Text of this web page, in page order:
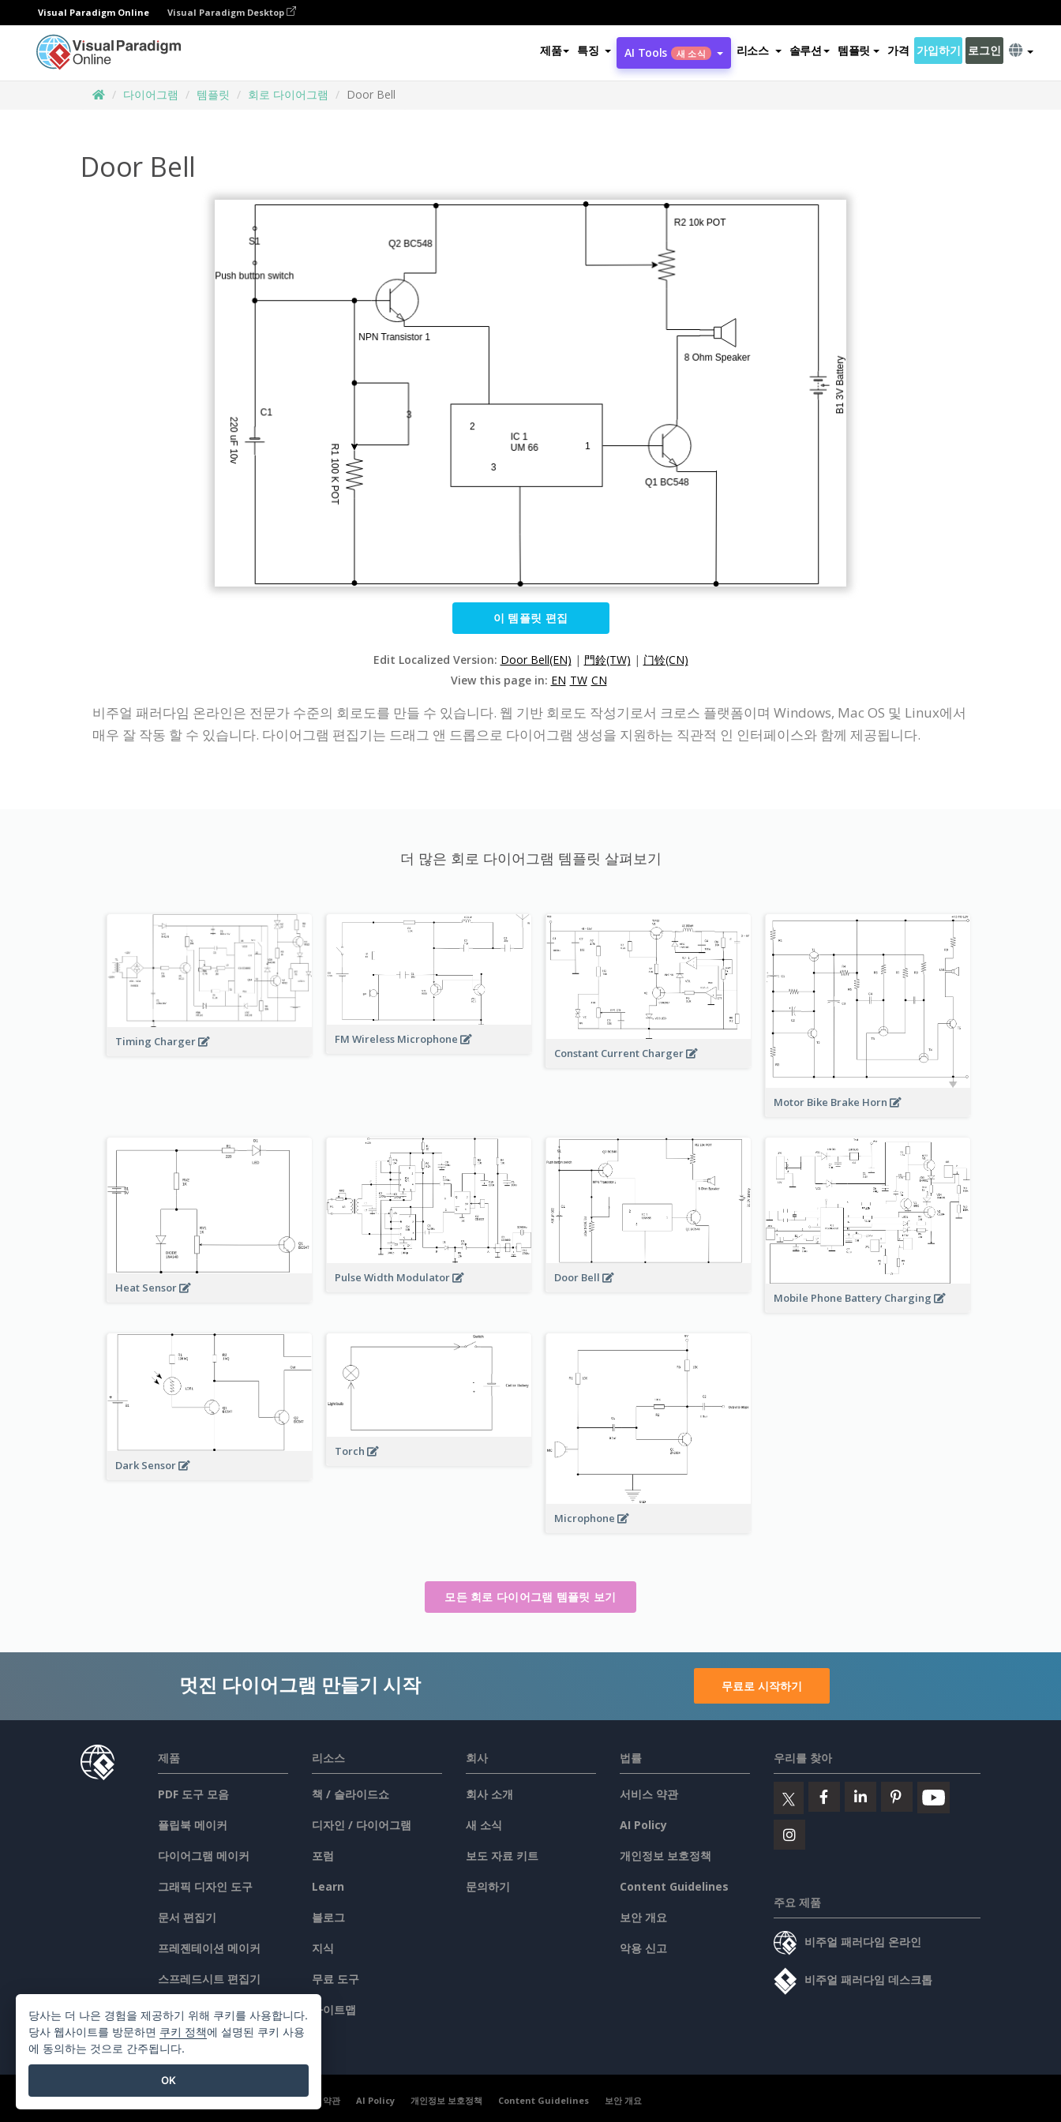
Visual Paradigm Online Visual Paradigm Desktop
제품 특징 AI Tools 새 소식 리소스 솔루션 템플릿 가격 가입하기 로그인
다이어그램 템플릿 회로 다이어그램 Door Bell
Door Bell
이 템플릿 편집
Edit Localized Version: Door Bell(EN) | 門鈴(TW) | 门铃(CN)
View this page in: EN TW CN
비주얼 패러다임 온라인은 전문가 수준의 회로도를 만들 수 있습니다. 웹 기반 회로도 작성기로서 크로스 플랫폼이며 Windows, Mac OS 및 Linux에서
매우 잘 작동 할 수 있습니다. 다이어그램 편집기는 드래그 앤 드롭으로 다이어그램 생성을 지원하는 직관적 인 인터페이스와 함께 제공됩니다.
더 많은 회로 다이어그램 템플릿 살펴보기
Timing Charger
FM Wireless Microphone
Constant Current Charger
Motor Bike Brake Horn
Heat Sensor
Pulse Width Modulator
Door Bell
Mobile Phone Battery Charging
Dark Sensor
Torch
Microphone
모든 회로 다이어그램 템플릿 보기
멋진 다이어그램 만들기 시작 무료로 시작하기
제품
PDF 도구 모음
플립북 메이커
다이어그램 메이커
그래픽 디자인 도구
문서 편집기
프레젠테이션 메이커
스프레드시트 편집기
가격 책정
리소스
책 / 슬라이드쇼
디자인 / 다이어그램
포럼
Learn
블로그
지식
무료 도구
사이트맵
회사
회사 소개
새 소식
보도 자료 키트
문의하기
법률
서비스 약관
AI Policy
개인정보 보호정책
Content Guidelines
보안 개요
악용 신고
우리를 찾아
주요 제품
비주얼 패러다임 온라인
비주얼 패러다임 데스크톱
©2026 by Visual Paradigm. 모든 권리 보유. 서비스 약관 AI Policy 개인정보 보호정책 Content Guidelines 보안 개요
당사는 더 나은 경험을 제공하기 위해 쿠키를 사용합니다.
당사 웹사이트를 방문하면 쿠키 정책에 설명된 쿠키 사용
에 동의하는 것으로 간주됩니다.
OK